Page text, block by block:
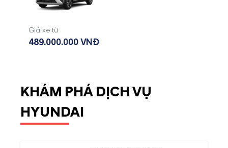
Giá xe từ
489.000.000 VNĐ
KHÁM PHÁ DỊCH VỤ
HYUNDAI